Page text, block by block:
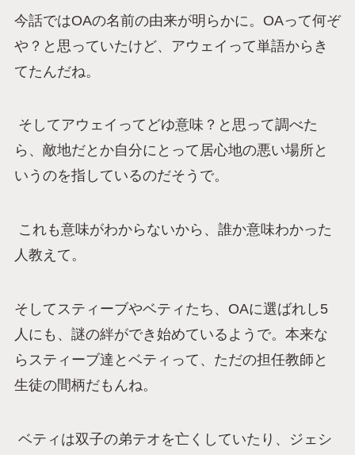
今話ではOAの名前の由来が明らかに。OAって何ぞ
や？と思っていたけど、アウェイって単語からき
てたんだね。
そしてアウェイってどゆ意味？と思って調べた
ら、敵地だとか自分にとって居心地の悪い場所と
いうのを指しているのだそうで。
これも意味がわからないから、誰か意味わかった
人教えて。
そしてスティーブやベティたち、OAに選ばれし5
人にも、謎の絆ができ始めているようで。本来な
らスティーブ達とベティって、ただの担任教師と
生徒の間柄だもんね。
ベティは双子の弟テオを亡くしていたり、ジェシ